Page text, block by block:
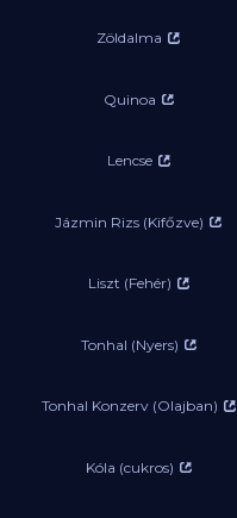
Zöldalma
Quinoa
Lencse
Jázmin Rizs (Kifőzve)
Liszt (Fehér)
Tonhal (Nyers)
Tonhal Konzerv (Olajban)
Kóla (cukros)